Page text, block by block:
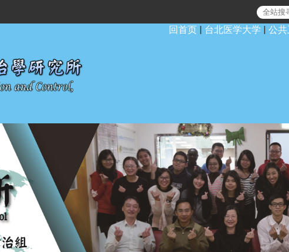
回首页 | 台北医学大学 | 公